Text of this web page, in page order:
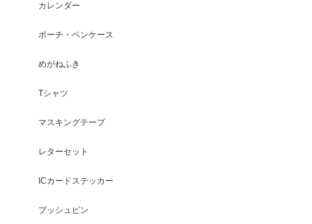
カレンダー
ポーチ・ペンケース
めがねふき
Tシャツ
マスキングテープ
レターセット
ICカードステッカー
プッシュピン